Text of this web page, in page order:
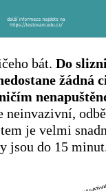
bát. Do
žádná
neinvazivní,
je velmi
jsou do 15